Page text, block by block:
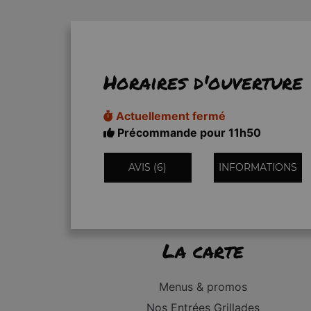
Horaires d'ouverture
Actuellement fermé
Précommande pour 11h50
AVIS (6) INFORMATIONS
La carte
Menus & promos
Nos Entrées Grillades